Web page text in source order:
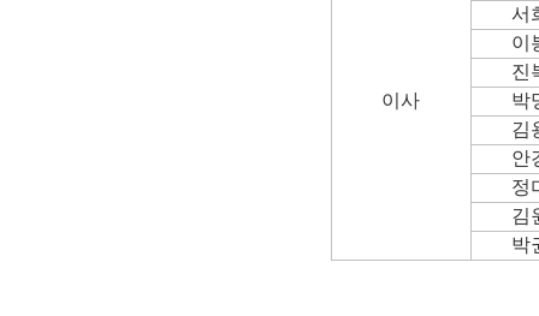
이사
서
이
진
박
김
안
정
김
박